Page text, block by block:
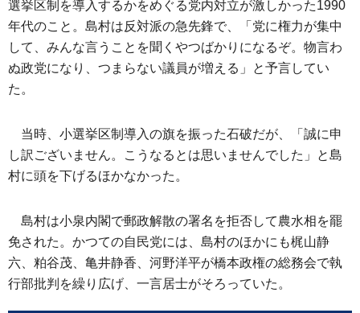
選挙区制を導入するかをめぐる党内対立が激しかった1990
年代のこと。島村は反対派の急先鋒で、「党に権力が集中
して、みんな言うことを聞くやつばかりになるぞ。物言わ
ぬ政党になり、つまらない議員が増える」と予言してい
た。
当時、小選挙区制導入の旗を振った石破だが、「誠に申
し訳ございません。こうなるとは思いませんでした」と島
村に頭を下げるほかなかった。
島村は小泉内閣で郵政解散の署名を拒否して農水相を罷
免された。かつての自民党には、島村のほかにも梶山静
六、粕谷茂、亀井静香、河野洋平が橋本政権の総務会で執
行部批判を繰り広げ、一言居士がそろっていた。